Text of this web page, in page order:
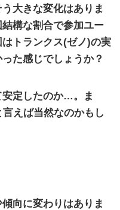
大きな変化はありま
構な割合で参加ユー
トランクス(ゼノ)の実
た感じでしょうか？
安定したのか…。ま
えば当然なのかもし
向に変わりはありま